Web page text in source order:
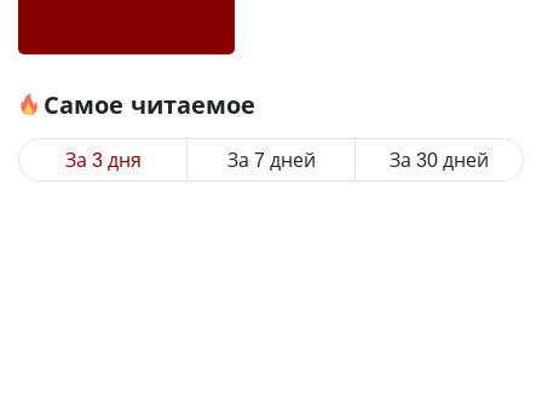
Самое читаемое
За 3 дня За 7 дней За 30 дней